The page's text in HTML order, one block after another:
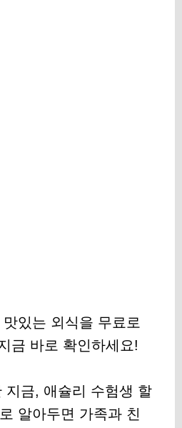
있는 외식을 무료로
금 바로 확인하세요!
지금, 애슐리 수험생 할
알아두면 가족과 친